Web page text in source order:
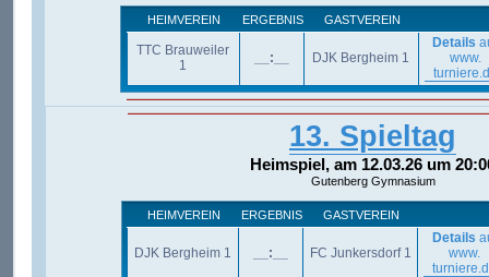
HEIMVEREIN ERGEBNIS GASTVEREIN
TTC Brauweiler
1
__:__ DJK Bergheim 1
Details
www.
13. Spieltag
Heimspiel, am 12.03.26 um
Gutenberg Gymnasium
HEIMVEREIN ERGEBNIS GASTVEREIN
DJK Bergheim 1 __:__ FC Junkersdorf 1
Details
www.